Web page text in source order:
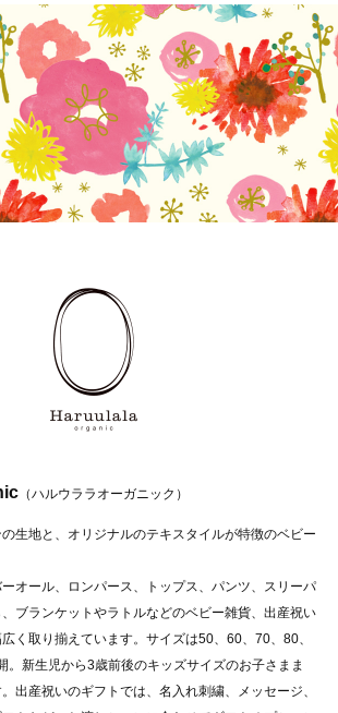
（ハルウララオーガニック）
生地と、オリジナルのテキスタイルが特徴のベビー
オール、ロンパース、トップス、パンツ、スリーパ
ブランケットやラトルなどのベビー雑貨、出産祝い
く取り揃えています。サイズは50、60、70、80、
。新生児から3歳前後のキッズサイズのお子さまま
出産祝いのギフトでは、名入れ刺繍、メッセージ、